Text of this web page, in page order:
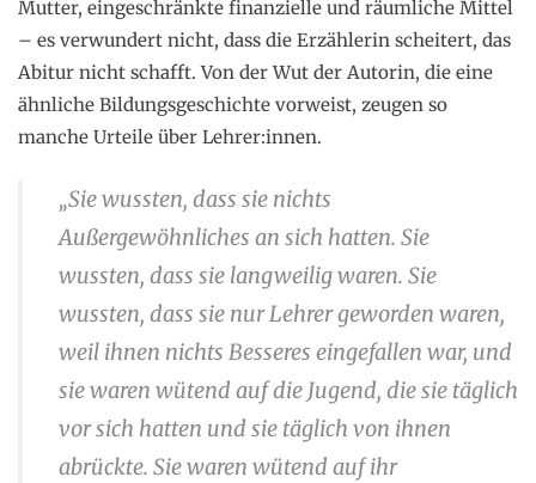
Mutter, eingeschränkte finanzielle und räumliche Mittel
– es verwundert nicht, dass die Erzählerin scheitert, das
Abitur nicht schafft. Von der Wut der Autorin, die eine
ähnliche Bildungsgeschichte vorweist, zeugen so
manche Urteile über Lehrer:innen.
„Sie wussten, dass sie nichts
Außergewöhnliches an sich hatten. Sie
wussten, dass sie langweilig waren. Sie
wussten, dass sie nur Lehrer geworden waren,
weil ihnen nichts Besseres eingefallen war, und
sie waren wütend auf die Jugend, die sie täglich
vor sich hatten und sie täglich von ihnen
abrückte. Sie waren wütend auf ihr